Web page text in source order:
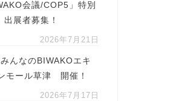
会議/COP5」特別
展者募集！
2026年7月21日
んなのBIWAKOエキ
モール草津 開催！
2026年7月17日